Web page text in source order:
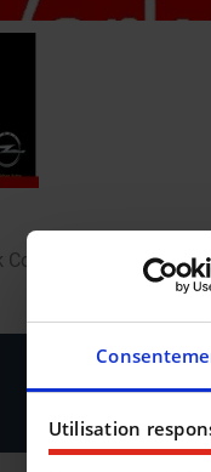
Utilisation
Combi L2H1 9pl +Airco